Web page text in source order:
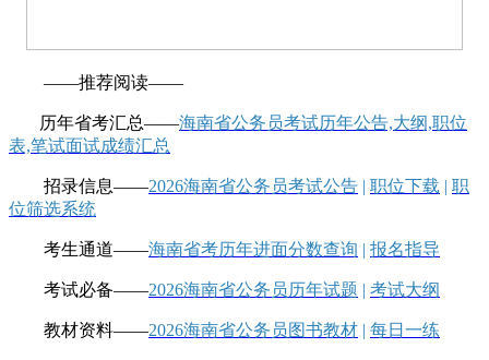
——推荐阅读——
历年省考汇总——海南省公务员考试历年公告,大纲,职位
表,笔试面试成绩汇总
招录信息——2026海南省公务员考试公告 | 职位下载 | 职
位筛选系统
考生通道——海南省考历年进面分数查询 | 报名指导
考试必备——2026海南省公务员历年试题 | 考试大纲
教材资料——2026海南省公务员图书教材 | 每日一练